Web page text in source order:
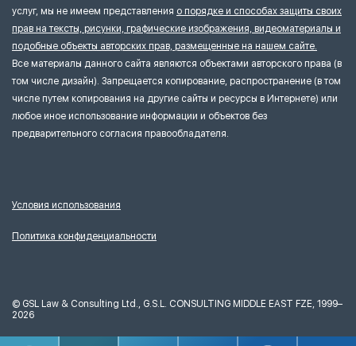
услуг, мы не имеем представления о порядке и способах защиты своих
прав на тексты, рисунки, графические изображения, видеоматериалы и
подобные объекты авторских прав, размещенные на нашем сайте.
Все материалы данного сайта являются объектами авторского права (в
том числе дизайн). Запрещается копирование, распространение (в том
числе путем копирования на другие сайты и ресурсы в Интернете) или
любое иное использование информации и объектов без
предварительного согласия правообладателя.
Условия использования
Политика конфиденциальности
© GSL Law & Consulting Ltd., G.S.L. CONSULTING MIDDLE EAST FZE, 1999–
2026